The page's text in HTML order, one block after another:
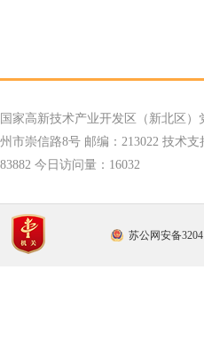
家高新技术产业开发区（新北区）
市崇信路8号 邮编：213022 技术支
今日访问量： 16032
苏公网安备